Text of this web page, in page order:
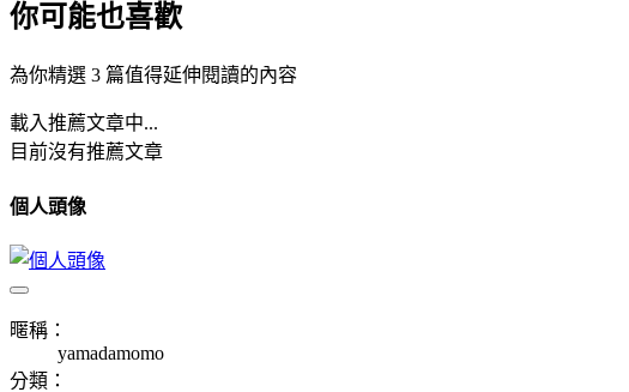
你可能也喜歡
為你精選 3 篇值得延伸閱讀的內容
載入推薦文章中...
目前沒有推薦文章
個人頭像
暱稱：
yamadamomo
分類：